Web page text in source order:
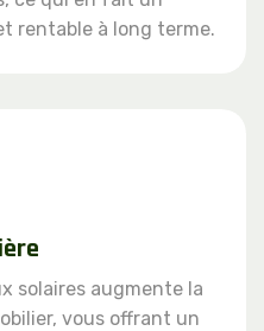
rentable à long terme.
solaires augmente la
vous offrant un